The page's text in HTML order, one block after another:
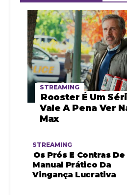
STREAMING
Rooster É Um
Vale A Pena Ver
Max
STREAMING
Os Prós E Contras De
Manual Prático Da
Vingança Lucrativa